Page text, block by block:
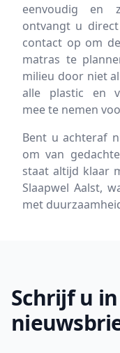
eenvoudig en
ontvangt u
contact op om
matras te
milieu door niet
alle plastic en
mee te nemen
Bent u achteraf
om van
staat altijd klaar
Slaapwel Aalst,
met
Schrijf u